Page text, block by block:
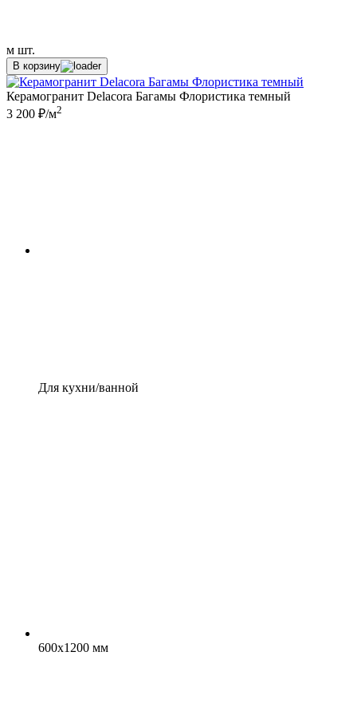
м шт.
В корзину
Керамогранит Delacora Багамы Флористика темный
3 200 ₽/м2
Для кухни/ванной
600x1200 мм